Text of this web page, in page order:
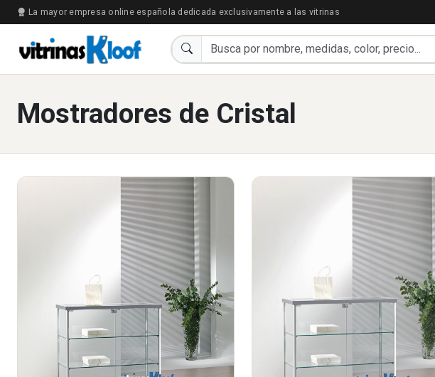
La mayor empresa online española dedicada exclusivamente a las vitrinas
Mostradores de Cristal